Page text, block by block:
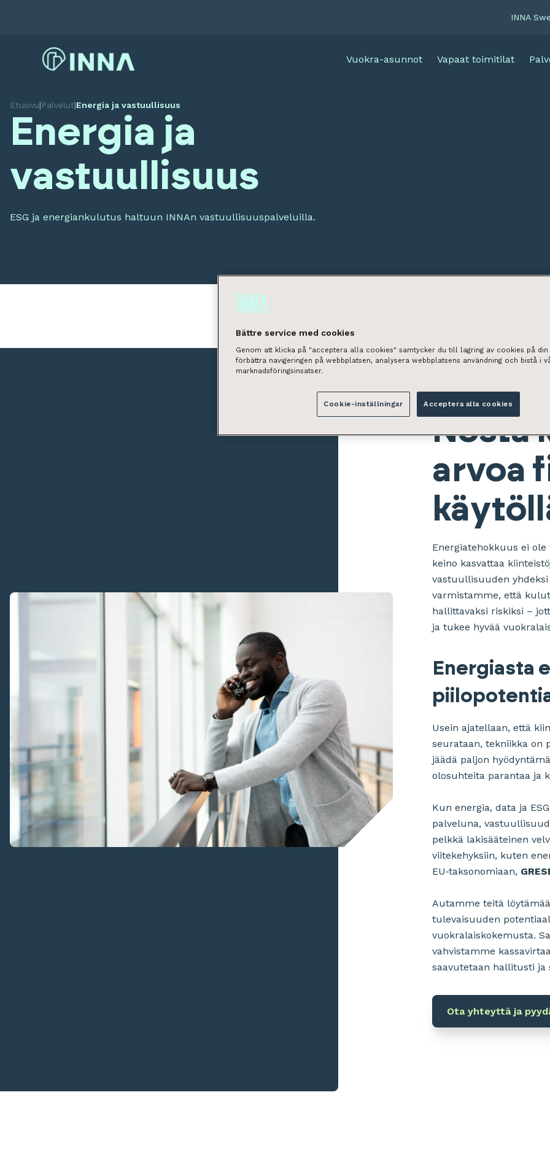
INNA
Vuokra-asunnot Vapaat toimitilat
Etusivu|Palvelut|Energia ja vastuullisuus
Energia ja
vastuullisuus
ESG ja energiankulutus haltuun INNAn vastuullisuuspalveluilla.
Nosta
arvoa
Energiatehokkuus ei
keino kasvattaa
vastuullisuuden
varmistamme, että
hallittavaksi riskiksi –
ja tukee hyvää
Energiasta
Usein ajatellaan, että
seurataan, tekniikka on
jäädä paljon
olosuhteita parantaa ja
Kun energia, data ja
palveluna,
pelkkä lakisääteinen
viitekehyksiin, kuten
EU‑taksonomiaan,
Autamme teitä
tulevaisuuden
vuokralaiskokemusta.
vahvistamme
saavutetaan hallitusti
Ota yhteyttä ja
Bättre service med cookies
Genom att klicka på "acceptera alla cookies" samtycker du till lagring av cookies på
förbättra navigeringen på webbplatsen, analysera webbplatsens användning och bistå i
marknadsföringsinsatser.
Cookie-inställningar Acceptera alla cookies